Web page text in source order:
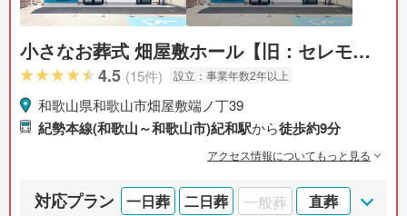
小さなお葬式 畑屋敷ホール【旧：セレモニ
ーハウス 畑屋敷】
4.5 (15件) 設立： 事業年数2年以上
和歌山県和歌山市畑屋敷端ノ丁39
紀勢本線(和歌山～和歌山市)紀和駅から徒歩約9分
アクセス情報についてもっと見る
対応プラン 一日葬 二日葬 一般葬 直葬